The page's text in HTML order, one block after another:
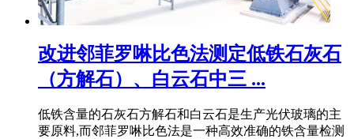
改进邻菲罗啉比色法测定低铁石灰石
（方解石）、白云石中三 ...
低铁含量的石灰石方解石和白云石是生产光伏玻璃的主
要原料,而邻菲罗啉比色法是一种高效准确的铁含量检测